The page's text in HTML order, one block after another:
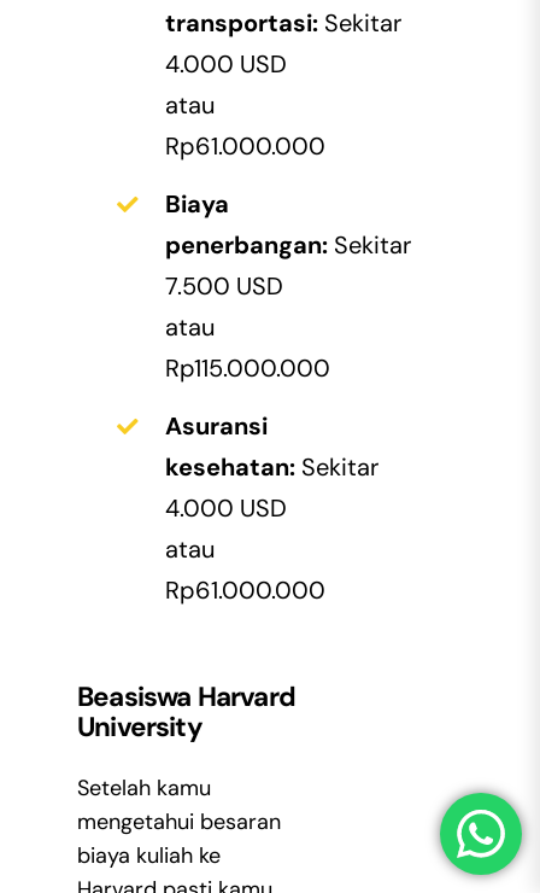
transportasi: Sekitar
4.000 USD
atau
Rp61.000.000
Biaya
penerbangan: Sekitar
7.500 USD
atau
Rp115.000.000
Asuransi
kesehatan: Sekitar
4.000 USD
atau
Rp61.000.000
Beasiswa Harvard
University
Setelah kamu
mengetahui besaran
biaya kuliah ke